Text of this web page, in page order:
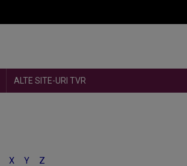
ALTE SITE-URI TVR
X Y Z